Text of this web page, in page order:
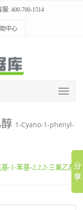
服: 400-700-1514
中心
1-Cyano-1-phenyl-
基-1-苯基-2,2,2-三氟乙醇